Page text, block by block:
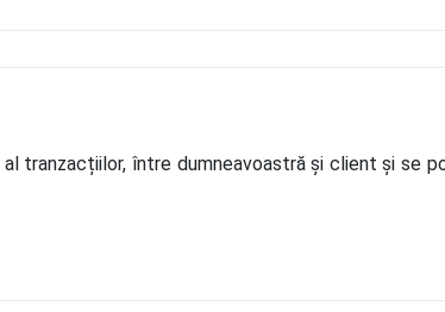
tranzacțiilor, între dumneavoastră și client și se